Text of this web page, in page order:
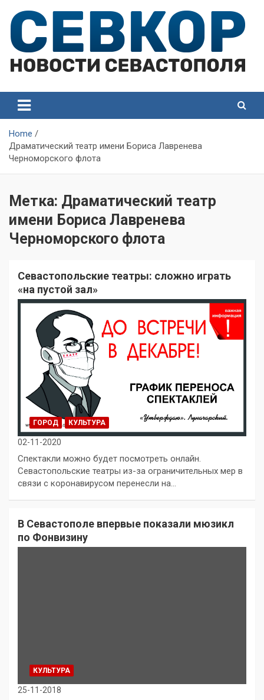
content
Севастополя
Севастополя
Home
Драматический театр имени Бориса Лавренева
Черноморского флота
Метка: Драматический театр
имени Бориса Лавренева
Черноморского флота
Севастопольские театры: сложно играть
«на пустой зал»
ГОРОД КУЛЬТУРА
02-11-2020
Спектакли можно будет посмотреть онлайн.
Севастопольские театры из-за ограничительных мер в
связи с коронавирусом перенесли на…
В Севастополе впервые показали мюзикл
по Фонвизину
КУЛЬТУРА
25-11-2018